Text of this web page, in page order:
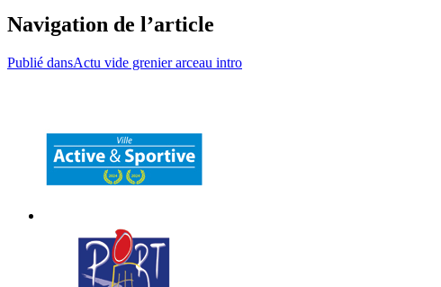
Navigation de l’article
Publié dansActu vide grenier arceau intro